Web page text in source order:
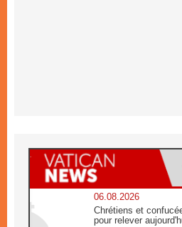
06.08.2026
Chrétiens et
pour relever